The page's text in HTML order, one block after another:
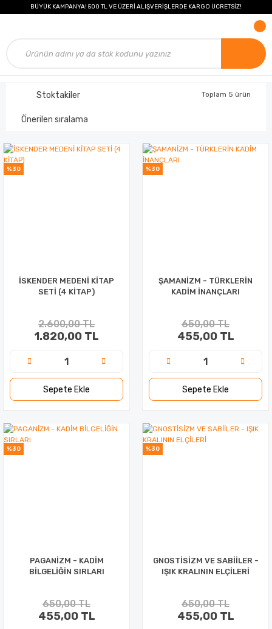
BÜYÜK KAMPANYA! 500 TL VE ÜZERİ ALIŞVERİŞLERDE KARGO ÜCRETSİZ!
Stoktakiler Toplam 5 ürün
%30
İSKENDER MEDENİ KİTAP
SETİ (4 KİTAP)
2.600,00 TL
1.820,00 TL
Sepete Ekle
%30
ŞAMANİZM - TÜRKLERİN
KADİM İNANÇLARI
650,00 TL
455,00 TL
Sepete Ekle
%30
PAGANİZM - KADİM
BİLGELİĞİN SIRLARI
650,00 TL
455,00 TL
%30
GNOSTİSİZM VE SABİİLER -
IŞIK KRALININ ELÇİLERİ
650,00 TL
455,00 TL